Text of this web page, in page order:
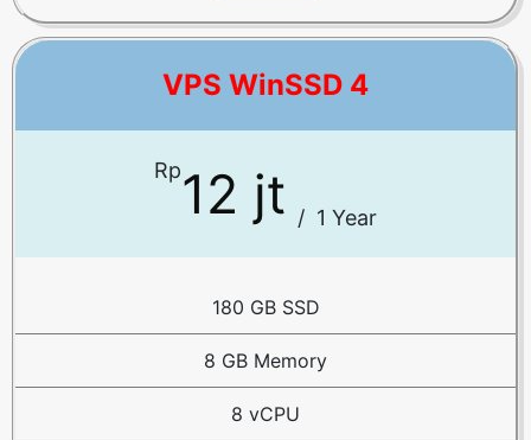
VPS WinSSD 4
Rp12 jt / 1 Year
180 GB SSD
8 GB Memory
8 vCPU